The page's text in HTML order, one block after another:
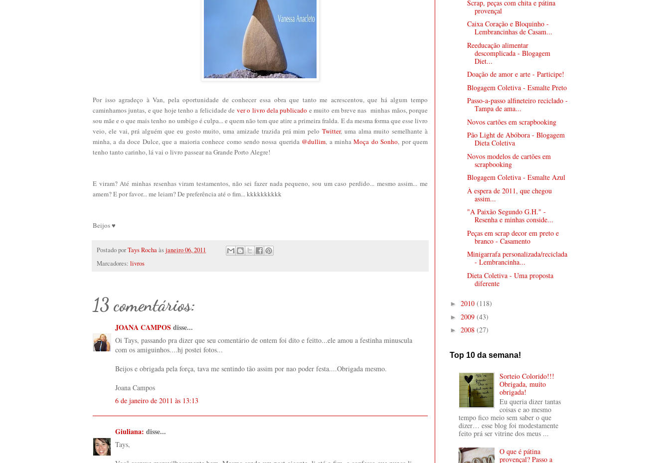
Por isso agradeço à Van, pela oportunidade de conhecer essa obra que tanto me acrescentou, que há algum tempo
caminhamos juntas, e que hoje tenho a felicidade de ver o livro dela publicado e muito em breve nas minhas mãos, porque
sou mãe e o que mais tenho no umbigo é culpa... e quem não tem que atire a primeira fralda. E da mesma forma que esse livro
veio, ele vai, prá alguém que eu gosto muito, uma amizade trazida prá mim pelo Twitter, uma alma muito semelhante à
minha, a da doce Dulce, que a maioria conhece como sendo nossa querida @dullim, a minhaMoça do Sonho, por quem
tenho tanto carinho, lá vai o livro passear na Grande Porto Alegre!
E viram? Até minhas resenhas viram testamentos, não sei fazer nada pequeno, sou um caso perdido... mesmo assim... me
amem? E por favor... me leiam? De preferência até o fim... kkkkkkkkkk
Beijos ♥
Postado porTays Rochaàsjaneiro 06, 2011
Marcadores: livros
13 comentários:
JOANA CAMPOS disse...
Oi Tays, passando pra dizer que seu comentário de ontem foi dito e feitto...ele amou a festinha minuscula
com os amiguinhos....hj postei fotos...
Beijos e obrigada pela força, tava me sentindo tão assim por nao poder festa....Obrigada mesmo.
Joana Campos
6 de janeiro de 2011 às 13:13
Giuliana: disse...
Tays,
Scrap, peças com chita e pátina
provençal
Caixa Coração e Bloquinho -
Lembrancinhas de Casam...
Reeducação alimentar
descomplicada - Blogagem
Diet...
Doação de amor e arte - Participe!
Blogagem Coletiva - Esmalte Preto
Passo-a-passo alfineteiro reciclado -
Tampa de ama...
Novos cartões em scrapbooking
Pão Light de Abóbora - Blogagem
Dieta Coletiva
Novos modelos de cartões em
scrapbooking
Blogagem Coletiva - Esmalte Azul
À espera de 2011, que chegou
assim...
"A Paixão Segundo G.H." -
Resenha e minhas conside...
Peças em scrap decor em preto e
branco - Casamento
Minigarrafa personalizada/reciclada
- Lembrancinha...
Dieta Coletiva - Uma proposta
diferente
► 2010 (118)
► 2009 (43)
► 2008 (27)
Top 10 da semana!
Sorteio Colorido!!!
Obrigada, muito
obrigada!
Eu queria dizer tantas
coisas e ao mesmo
tempo fico meio sem saber o que
dizer… esse blog foi modestamente
feito prá ser vitrine dos meus ...
O que é pátina
provençal? Passo a